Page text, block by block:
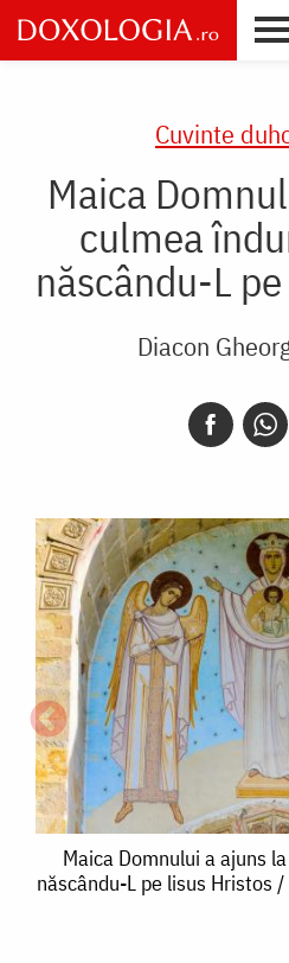
Skip
to
main
Cuvinte
Maica
culmea
născându-L
Diacon
Maica
Domnului
Maica Domnului a ajuns
născându-L pe lisus Hristos